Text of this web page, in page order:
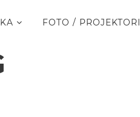
FOTO / PROJEKTORI